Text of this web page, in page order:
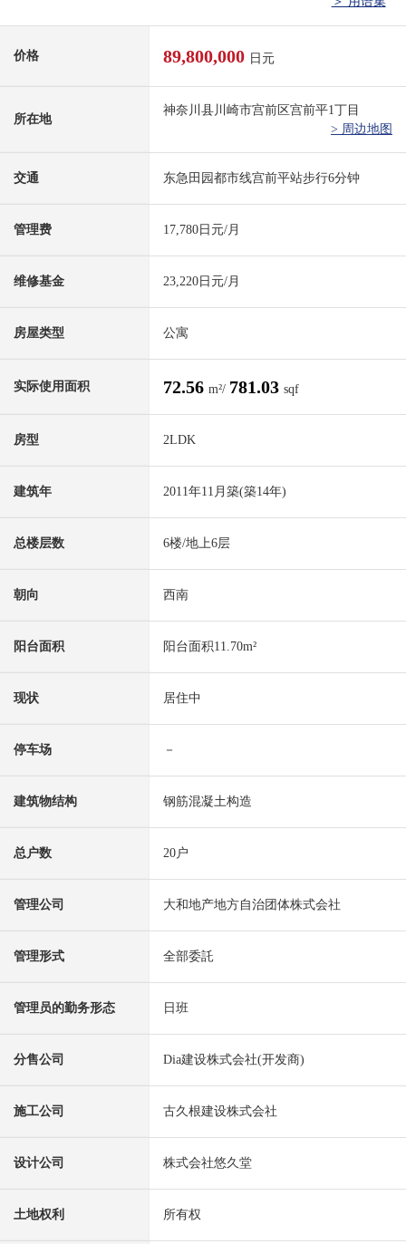
价格 89,800,000 日元
所在地
神奈川县川崎市宫前区宫前平1丁目
> 周边地图
交通 东急田园都市线宫前平站步行6分钟
管理费 17,780日元/月
维修基金 23,220日元/月
房屋类型 公寓
实际使用面积 72.56 m²/ 781.03 sqf
房型 2LDK
建筑年 2011年11月築(築14年)
总楼层数 6楼/地上6层
朝向 西南
阳台面积 阳台面积11.70m²
现状 居住中
停车场 －
建筑物结构 钢筋混凝土构造
总户数 20户
管理公司 大和地产地方自治团体株式会社
管理形式 全部委託
管理员的勤务形态 日班
分售公司 Dia建设株式会社(开发商)
施工公司 古久根建设株式会社
设计公司 株式会社悠久堂
土地权利 所有权